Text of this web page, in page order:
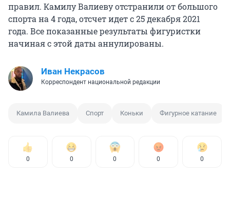
правил. Камилу Валиеву отстранили от большого
спорта на 4 года, отсчет идет с 25 декабря 2021
года. Все показанные результаты фигуристки
начиная с этой даты аннулированы.
Иван Некрасов
Корреспондент национальной редакции
Камила Валиева Спорт Коньки Фигурное катание
0 0 0 0 0